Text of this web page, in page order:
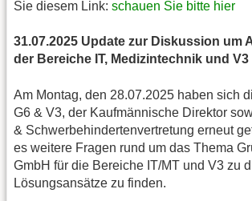
Sie diesem Link: schauen Sie bitte hier
31.07.2025 Update zur Diskussion um
der Bereiche IT, Medizintechnik und V3
Am Montag, den 28.07.2025 haben sich
G6 & V3, der Kaufmännische Direktor
& Schwerbehindertenvertretung erneut
es weitere Fragen rund um das Thema
GmbH für die Bereiche IT/MT und V3 zu
Lösungsansätze zu finden.